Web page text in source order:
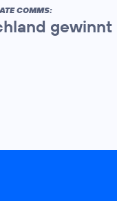
COMMS: